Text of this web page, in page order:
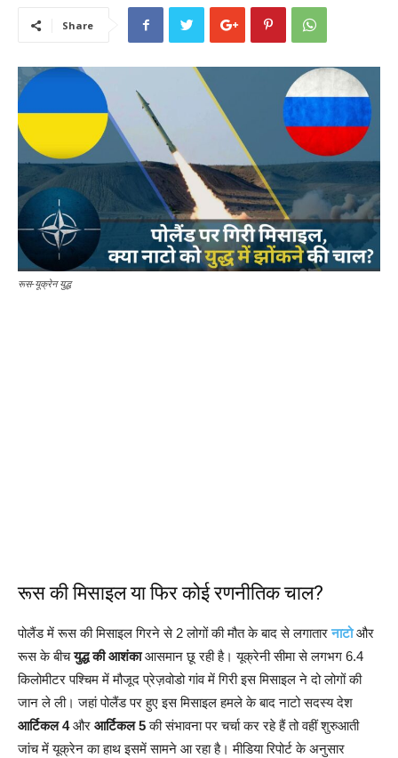
Share
रूस-यूक्रेन युद्ध
रूस की मिसाइल या फिर कोई रणनीतिक चाल?
पोलैंड में रूस की मिसाइल गिरने से 2 लोगों की मौत के बाद से लगातारनाटोऔर
रूस के बीचयुद्ध की आशंकाआसमान छू रही है। यूक्रेनी सीमा से लगभग 6.4
किलोमीटर पश्चिम में मौजूद प्रेज़वोडो गांव में गिरी इस मिसाइल ने दो लोगों की
जान ले ली। जहां पोलैंड पर हुए इस मिसाइल हमले के बाद नाटो सदस्य देश
आर्टिकल 4और आर्टिकल 5की संभावना पर चर्चा कर रहे हैं तो वहीं शुरुआती
जांच में यूक्रेन का हाथ इसमें सामने आ रहा है। मीडिया रिपोर्ट के अनुसार